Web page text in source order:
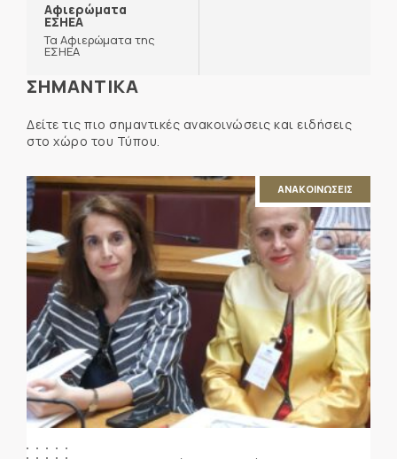
Αφιερώματα
ΕΣΗΕΑ
Τα Αφιερώματα της
ΕΣΗΕΑ
ΣΗΜΑΝΤΙΚΑ
Δείτε τις πιο σημαντικές ανακοινώσεις και ειδήσεις
στο χώρο του Τύπου.
ΑΝΑΚΟΙΝΩΣΕΙΣ